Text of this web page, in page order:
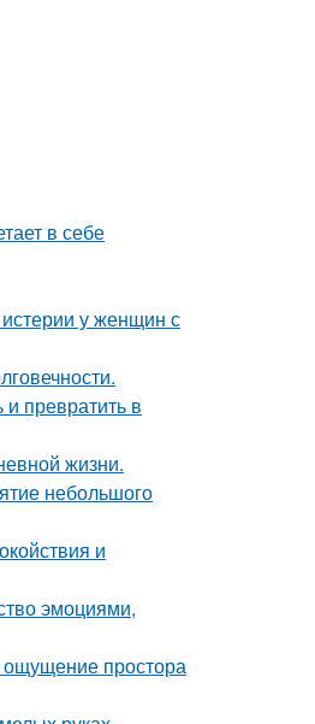
в себе
у женщин с
превратить в
жизни.
небольшого
и
эмоциями,
ощущение простора